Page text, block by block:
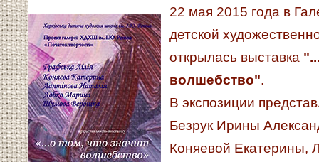
22 мая 2015 года в
детской
открылась выставка
волшебство".
В экспозиции
Безрук Ирины
Коняевой Екатерины,